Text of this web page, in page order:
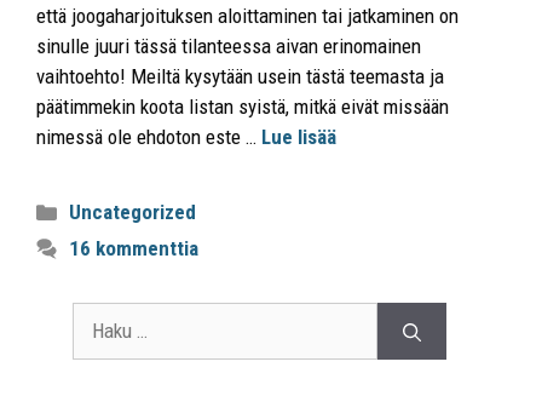
että joogaharjoituksen aloittaminen tai jatkaminen on
sinulle juuri tässä tilanteessa aivan erinomainen
vaihtoehto! Meiltä kysytään usein tästä teemasta ja
päätimmekin koota listan syistä, mitkä eivät missään
nimessä ole ehdoton este … Lue lisää
Uncategorized
16 kommenttia